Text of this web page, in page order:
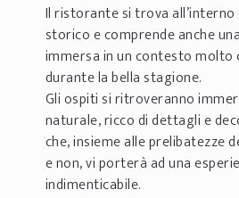
Il ristorante si trova all’interno
storico e comprende anche
immersa in un contesto
durante la bella stagione.
Gli ospiti si ritroveranno
naturale, ricco di dettagli e
che, insieme alle prelibatezze
e non, vi porterà ad una
indimenticabile.